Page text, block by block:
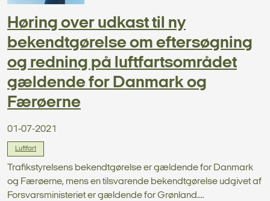
Høring over udkast til ny
bekendtgørelse om eftersøgning
og redning på luftfartsområdet
gældende for Danmark og
Færøerne
01-07-2021
Luftfart
Trafikstyrelsens bekendtgørelse er gældende for Danmark
og Færøerne, mens en tilsvarende bekendtgørelse udgivet af
Forsvarsministeriet er gældende for Grønland....